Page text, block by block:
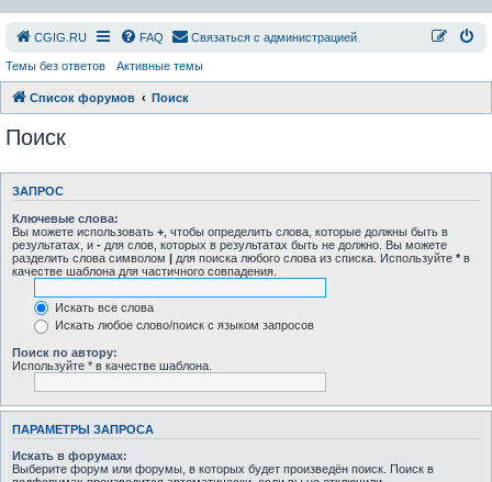
СGIG.RU FAQ Связаться с администрацией
Темы без ответов Активные темы
Список форумов Поиск
Поиск
ЗАПРОС
Ключевые слова:
Вы можете использовать + , чтобы определить слова, которые должны быть в
результатах, и - для слов, которых в результатах быть не должно. Вы можете
разделить слова символом | для поиска любого слова из списка. Используйте * в
качестве шаблона для частичного совпадения.
Искать все слова
Искать любое слово/поиск с языком запросов
Поиск по автору:
Используйте * в качестве шаблона.
ПАРАМЕТРЫ ЗАПРОСА
Искать в форумах:
Выберите форум или форумы, в которых будет произведён поиск. Поиск в